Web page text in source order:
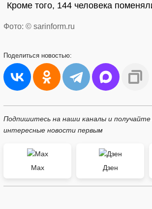
Кроме того, 144 человека
Фото: © sarinform.ru
Поделиться новостью:
Подпишитесь на наши каналы и
интересные новости первым
Max Дзен